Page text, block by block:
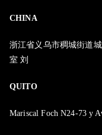
CHINA
浙江省义乌市稠城街道
室 刘
QUITO
Mariscal Foch N24-73 y